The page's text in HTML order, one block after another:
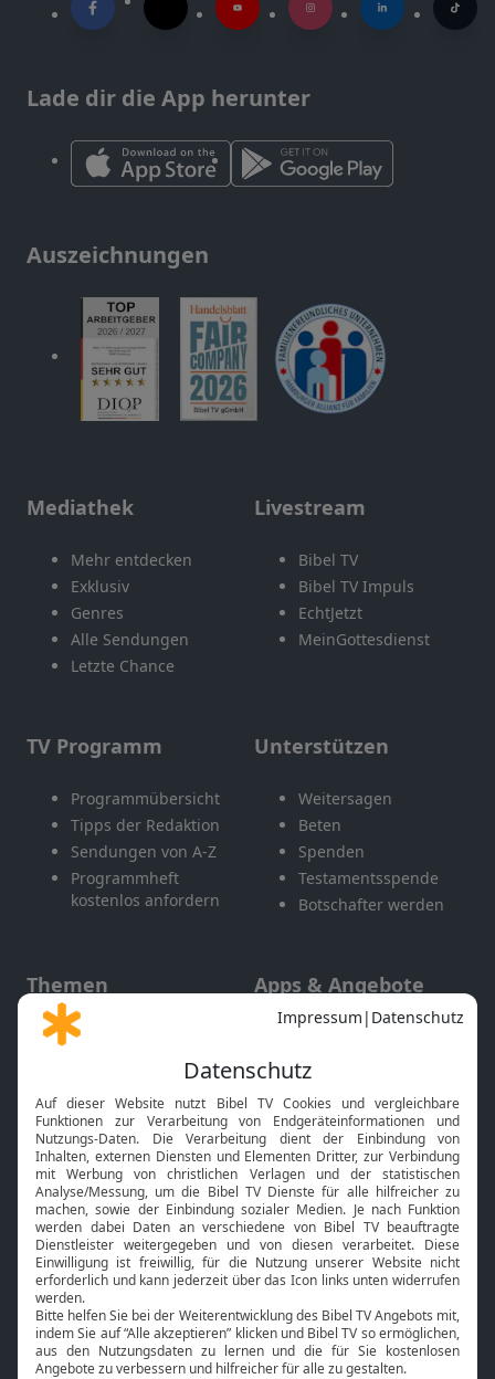
Lade dir die App herunter
Auszeichnungen
Mediathek
Mehr entdecken
Exklusiv
Genres
Alle Sendungen
Letzte Chance
Livestream
Bibel TV
Bibel TV Impuls
EchtJetzt
MeinGottesdienst
TV Programm
Programmübersicht
Tipps der Redaktion
Sendungen von A-Z
Programmheft
kostenlos anfordern
Unterstützen
Weitersagen
Beten
Spenden
Testamentsspende
Botschafter werden
Themen
Gott und Bibel erklärt
Neuigkeiten
Apps & Angebote
Mobile App
Smart TV
HbbTV
Bibelthek Online-Bibel
Nächster Gottesdienst
Bibel TV
Über uns
Jobs
Service
Kontakt
TV-Empfang